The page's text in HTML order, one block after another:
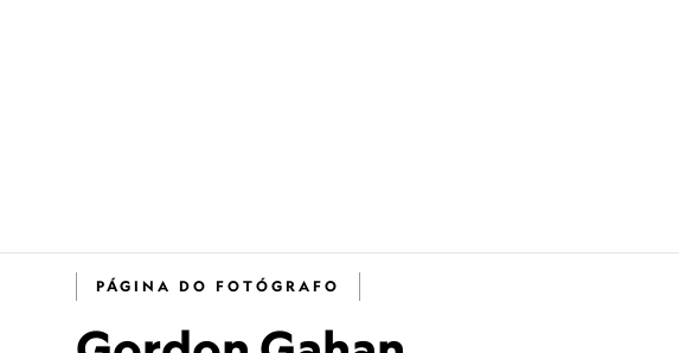
PÁGINA DO FOTÓGRAFO